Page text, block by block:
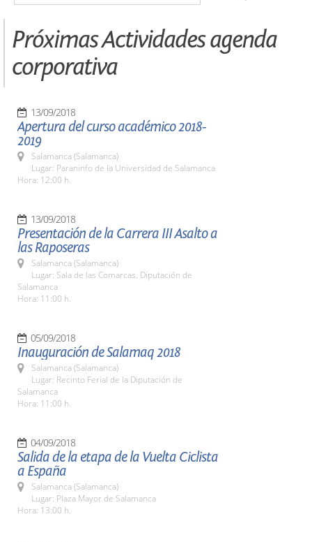
Próximas Actividades agenda
corporativa
13/09/2018
Apertura del curso académico 2018-
2019
Salamanca (Salamanca)
Lugar: Paraninfo de la Universidad de Salamanca
Hora: 12:00 h.
13/09/2018
Presentación de la Carrera III Asalto a
las Raposeras
Salamanca (Salamanca)
Lugar: Sala de las Comarcas. Diputación de
Salamanca
Hora: 11:00 h.
05/09/2018
Inauguración de Salamaq 2018
Salamanca (Salamanca)
Lugar: Recinto Ferial de la Diputación de
Salamanca
Hora: 11:00 h.
04/09/2018
Salida de la etapa de la Vuelta Ciclista
a España
Salamanca (Salamanca)
Lugar: Plaza Mayor de Salamanca
Hora: 13:00 h.